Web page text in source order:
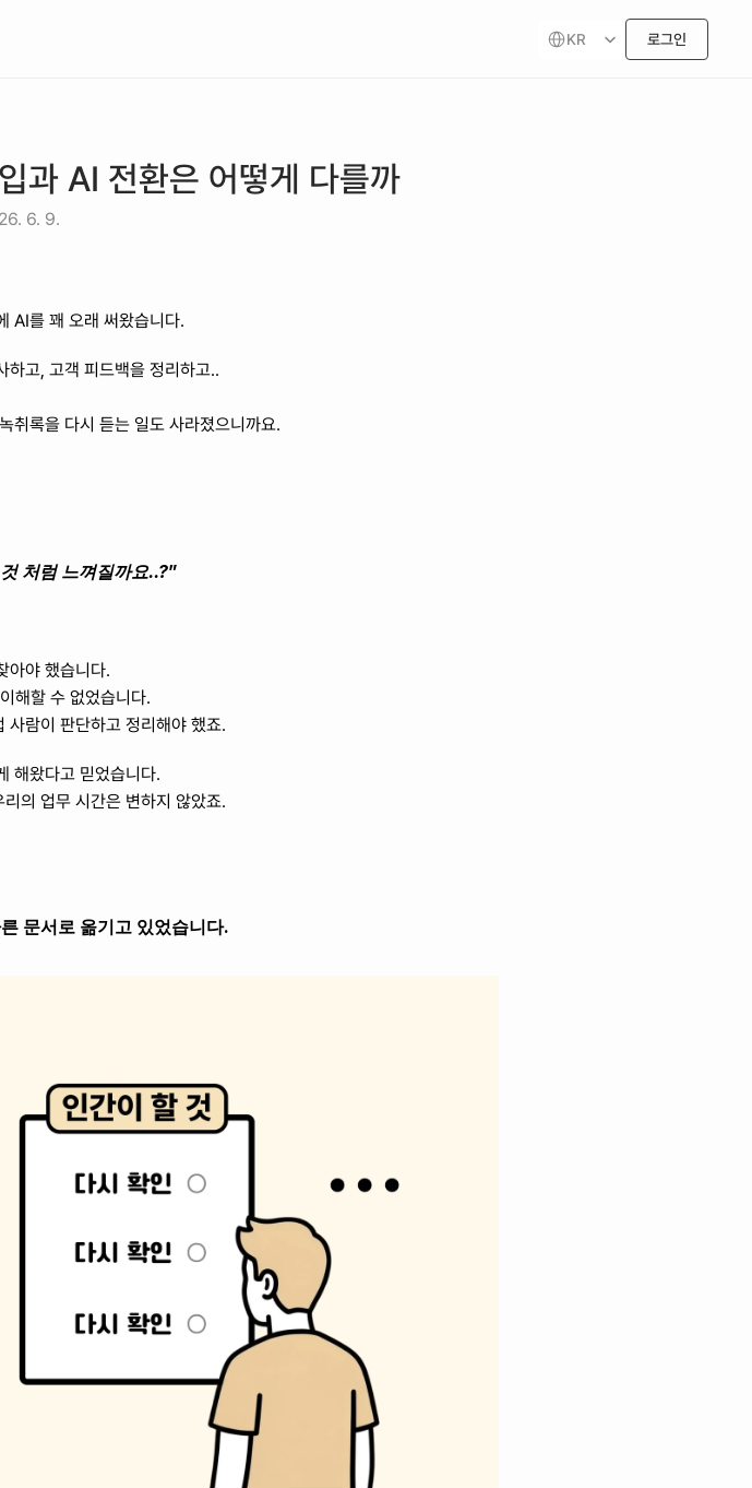
과 AI 전환은 어떻게 다를까
6. 9.
AI를 꽤 오래 써왔습니다.
하고, 고객 피드백을 정리하고..
취록을 다시 듣는 일도 사라졌으니까요.
처럼 느껴질까요..?”
아야 했습니다.
해할 수 없었습니다.
사람이 판단하고 정리해야 했죠.
해왔다고 믿었습니다.
의 업무 시간은 변하지 않았죠.
문서로 옮기고 있었습니다.
Select Language
KR 로그인